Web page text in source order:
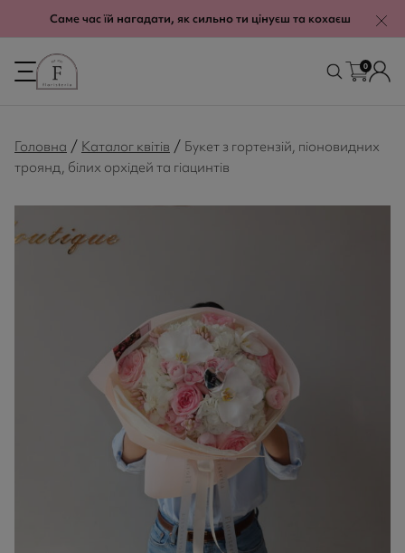
Саме час їй нагадати, як сильно ти цінуєш та кохаєш
0
Головна / Каталог квітів / Букет з гортензій, піоновидних
троянд, білих орхідей та гіацинтів